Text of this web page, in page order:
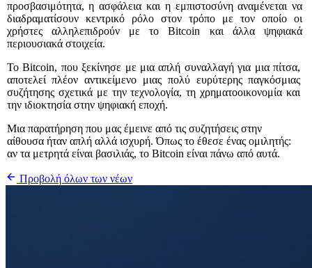
προσβασιμότητα, η ασφάλεια και η εμπιστοσύνη αναμένεται να
διαδραματίσουν κεντρικό ρόλο στον τρόπο με τον οποίο οι
χρήστες αλληλεπιδρούν με το Bitcoin και άλλα ψηφιακά
περιουσιακά στοιχεία.
Το Bitcoin, που ξεκίνησε με μια απλή συναλλαγή για μια πίτσα,
αποτελεί πλέον αντικείμενο μιας πολύ ευρύτερης παγκόσμιας
συζήτησης σχετικά με την τεχνολογία, τη χρηματοοικονομία και
την ιδιοκτησία στην ψηφιακή εποχή.
Μια παρατήρηση που μας έμεινε από τις συζητήσεις στην
αίθουσα ήταν απλή αλλά ισχυρή. Όπως το έθεσε ένας ομιλητής:
αν τα μετρητά είναι βασιλιάς, το Bitcoin είναι πάνω από αυτά.
Προβολή όλων των νέων